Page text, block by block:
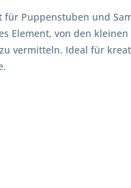
Puppenstuben und
von den
vermitteln. Ideal für